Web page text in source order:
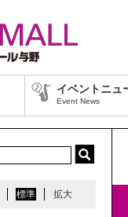
イベントニュ
Event News
標準 拡大